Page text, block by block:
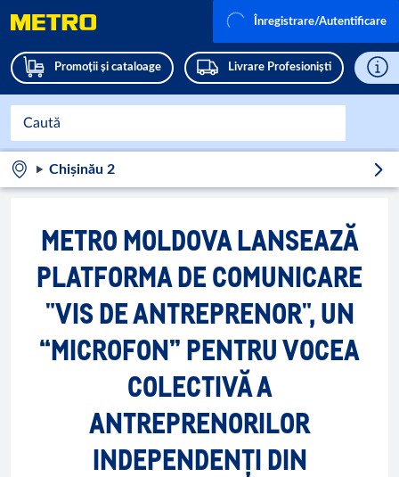
Promoții și cataloage Livrare Profesioniști
Înregistrare/Autentificare
Chișinău 2
METRO MOLDOVA LANSEAZĂ
PLATFORMA DE COMUNICARE
"VIS DE ANTREPRENOR", UN
“MICROFON” PENTRU VOCEA
COLECTIVĂ A
ANTREPRENORILOR
INDEPENDENȚI DIN